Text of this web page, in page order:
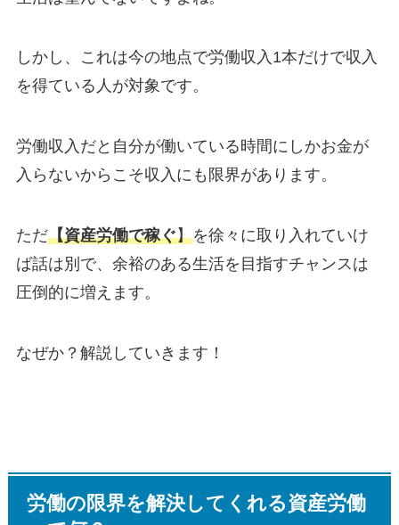
しかし、これは今の地点で労働収入1本だけで収入
を得ている人が対象です。
労働収入だと自分が働いている時間にしかお金が
入らないからこそ収入にも限界があります。
ただ【資産労働で稼ぐ】を徐々に取り入れていけ
ば話は別で、余裕のある生活を目指すチャンスは
圧倒的に増えます。
なぜか？解説していきます！
労働の限界を解決してくれる資産労働